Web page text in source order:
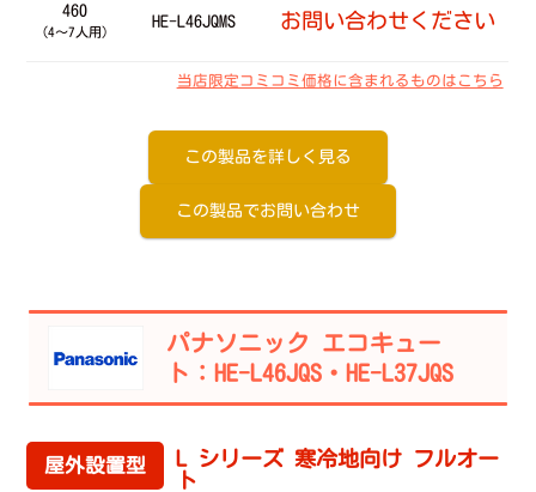
460
（4～7人用）
HE-L46JQMS お問い合わせください
当店限定コミコミ価格に含まれるものはこちら
この製品を詳しく見る
この製品でお問い合わせ
パナソニック エコキュー
ト：HE-L46JQS・HE-L37JQS
屋外設置型
L シリーズ 寒冷地向け フルオー
ト